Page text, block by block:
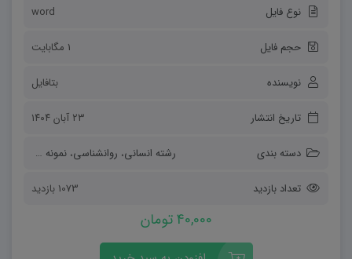
نوع فایل word
حجم فایل 1 مگابایت
نویسنده بتافایل
تاریخ انتشار ۲۳ آبان ۱۴۰۴
دسته بندی رشته انسانی، روانشناسی، نمونه سوالات
تعداد بازدید 1073 بازدید
40,000 تومان